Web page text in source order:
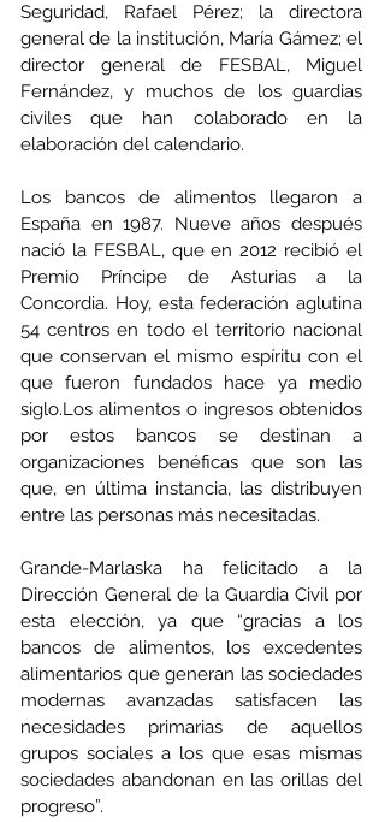
Seguridad, Rafael Pérez; la directora
general de la institución, María Gámez; el
director general de FESBAL, Miguel
Fernández, y muchos de los guardias
civiles que han colaborado en la
elaboración del calendario.
Los bancos de alimentos llegaron a
España en 1987. Nueve años después
nació la FESBAL, que en 2012 recibió el
Premio Príncipe de Asturias a la
Concordia. Hoy, esta federación aglutina
54 centros en todo el territorio nacional
que conservan el mismo espíritu con el
que fueron fundados hace ya medio
siglo.Los alimentos o ingresos obtenidos
por estos bancos se destinan a
organizaciones benéficas que son las
que, en última instancia, las distribuyen
entre las personas más necesitadas.
Grande-Marlaska ha felicitado a la
Dirección General de la Guardia Civil por
esta elección, ya que “gracias a los
bancos de alimentos, los excedentes
alimentarios que generan las sociedades
modernas avanzadas satisfacen las
necesidades primarias de aquellos
grupos sociales a los que esas mismas
sociedades abandonan en las orillas del
progreso”.